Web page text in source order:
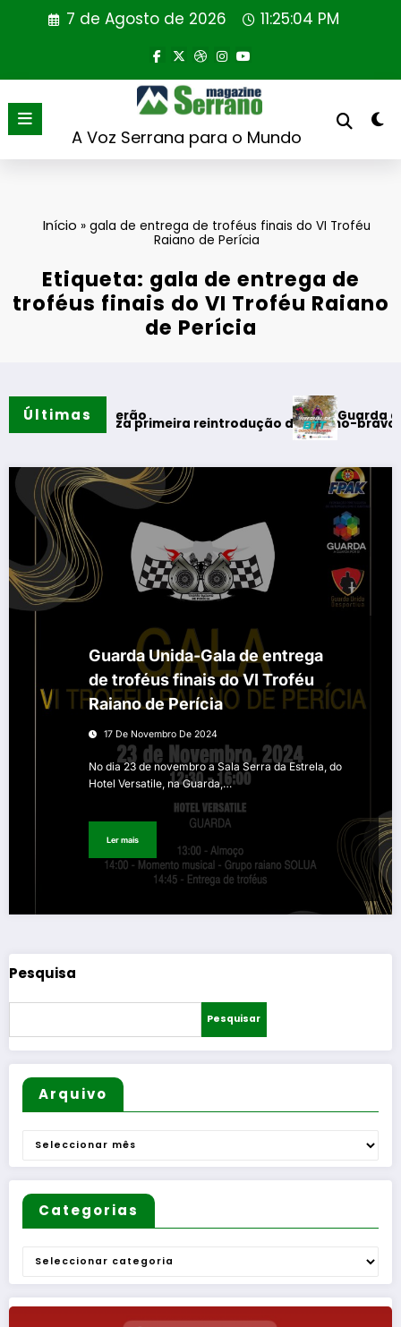
7 de Agosto de 2026 11:25:04 PM
A Voz Serrana para o Mundo
Início » gala de entrega de troféus finais do VI Troféu
Raiano de Perícia
Etiqueta: gala de entrega de
troféus finais do VI Troféu Raiano
de Perícia
Últimas
do verão
realiza primeira reintrodução de coelho-bravo em área
Guarda desafia
Guarda Unida-Gala de entrega
de troféus finais do VI Troféu
Raiano de Perícia
17 De Novembro De 2024
No dia 23 de novembro a Sala Serra da Estrela, do
Hotel Versatile, na Guarda,…
Ler mais
Pesquisa
Pesquisar
Arquivo
Arquivo
Categorias
Categorias